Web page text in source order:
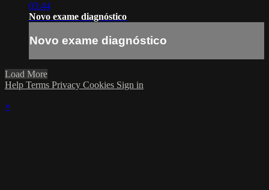
03:44
Novo exame diagnóstico
Novo exame diagnóstico
Load More
Help Terms Privacy Cookies Sign in
×